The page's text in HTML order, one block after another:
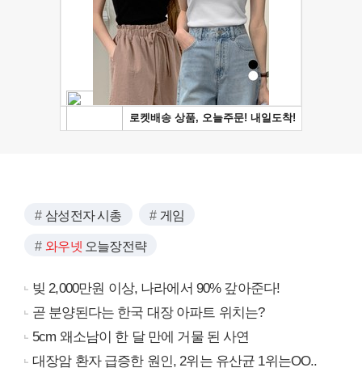
삼성전자 시총 게임
와우넷 오늘장전략
빚 2,000만원 이상, 나라에서 90% 갚아준다!
곧 분양된다는 한국 대장 아파트 위치는?
5cm 왜소남이 한 달 만에 거물 된 사연
대장암 환자 급증한 원인, 2위는 유산균 1위는OO..